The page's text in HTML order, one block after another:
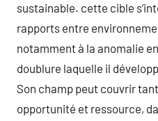
sustainable. cette cible
rapports entre
notamment à la anomalie
doublure laquelle il
Son champ peut couvrir
opportunité et ressource,